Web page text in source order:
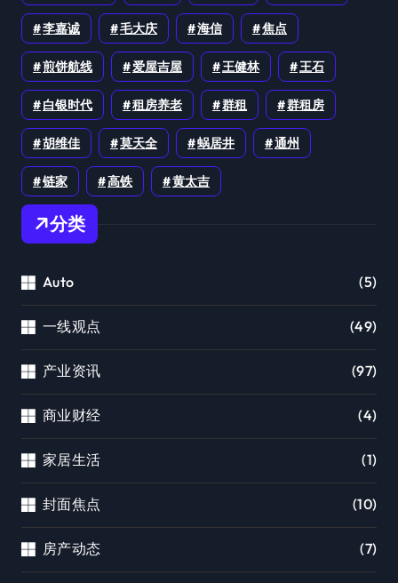
李嘉诚 毛大庆 海信 焦点
煎饼航线 爱屋吉屋 王健林 王石
白银时代 租房养老 群租 群租房
胡维佳 莫天全 蜗居井 通州
链家 高铁 黄太吉
分类
Auto (5)
一线观点 (49)
产业资讯 (97)
商业财经 (4)
家居生活 (1)
封面焦点 (10)
房产动态 (7)